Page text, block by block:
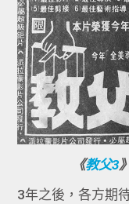
《教父3
3年之後，各方期